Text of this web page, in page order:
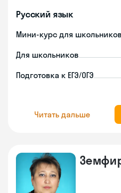
Русский язык
Мини-курс для школьников
Для школьников
Подготовка к ЕГЭ/ОГЭ
Читать дальше